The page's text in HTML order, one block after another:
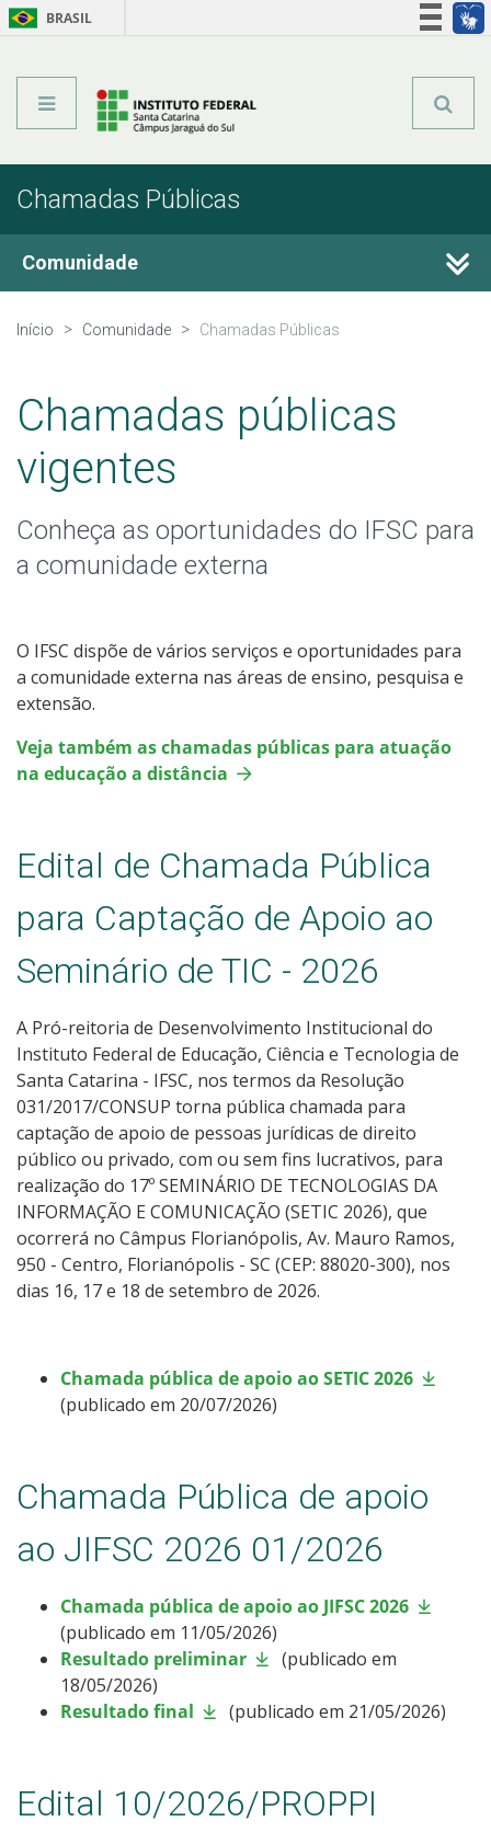
BRASIL
Chamadas Públicas
Comunidade
Certificações
Extensão
Chamadas Públicas
Eco Trilha Mata Atlântica
Início Comunidade Chamadas Públicas
Chamadas públicas
vigentes
Conheça as oportunidades do IFSC para
a comunidade externa
O IFSC dispõe de vários serviços e oportunidades para
a comunidade externa nas áreas de ensino, pesquisa e
extensão.
Veja também as chamadas públicas para atuação
na educação a distância
Edital de Chamada Pública
para Captação de Apoio ao
Seminário de TIC - 2026
A Pró-reitoria de Desenvolvimento Institucional do
Instituto Federal de Educação, Ciência e Tecnologia de
Santa Catarina - IFSC, nos termos da Resolução
031/2017/CONSUP torna pública chamada para
captação de apoio de pessoas jurídicas de direito
público ou privado, com ou sem fins lucrativos, para
realização do 17º SEMINÁRIO DE TECNOLOGIAS DA
INFORMAÇÃO E COMUNICAÇÃO (SETIC 2026), que
ocorrerá no Câmpus Florianópolis, Av. Mauro Ramos,
950 - Centro, Florianópolis - SC (CEP: 88020-300), nos
dias 16, 17 e 18 de setembro de 2026.
Chamada pública de apoio ao SETIC 2026
(publicado em 20/07/2026)
Chamada Pública de apoio
ao JIFSC 2026 01/2026
Chamada pública de apoio ao JIFSC 2026
(publicado em 11/05/2026)
Resultado preliminar
(publicado em
18/05/2026)
Resultado final
(publicado em 21/05/2026)
Edital 10/2026/PROPPI